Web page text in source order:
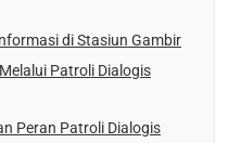
di Stasiun Gambir
Patroli Dialogis
Peran Patroli Dialogis